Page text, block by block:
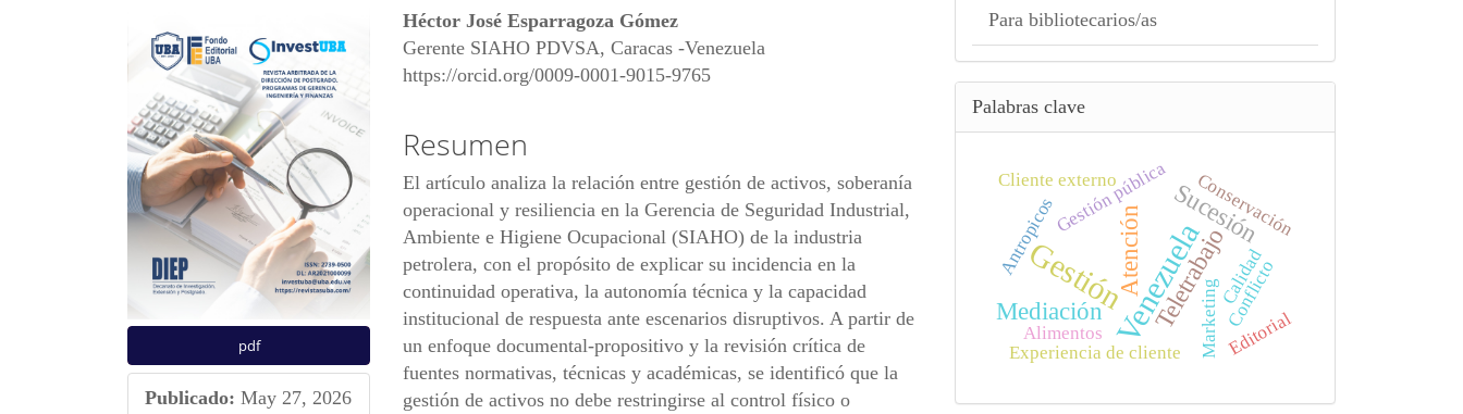
Barra
lateral
del
artículo
pdf
Publicado: May 27, 2026
Contenido
principal
del
Héctor José Esparragoza Gómez
Gerente SIAHO PDVSA, Caracas -Venezuela
https://orcid.org/0009-0001-9015-9765
Resumen
El artículo analiza la relación entre gestión de activos, soberanía
operacional y resiliencia en la Gerencia de Seguridad Industrial,
Ambiente e Higiene Ocupacional (SIAHO) de la industria
petrolera, con el propósito de explicar su incidencia en la
continuidad operativa, la autonomía técnica y la capacidad
institucional de respuesta ante escenarios disruptivos. A partir de
un enfoque documental-propositivo y la revisión crítica de
fuentes normativas, técnicas y académicas, se identificó que la
gestión de activos no debe restringirse al control físico o
Para bibliotecarios/as
Palabras clave
GestiónVenezuela
Teletrabajo
Sucesión
Atención
Mediación
Gestión pública
Cliente externo
Marketing
Experiencia de cliente
Calidad
Conflicto
Editorial
Antropicos Conservación
Alimentos